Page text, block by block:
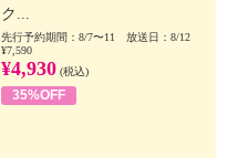
ク...
先行予約期間：8/7〜11 放送日：8/12
¥7,590
¥4,930 (税込)
35%OFF